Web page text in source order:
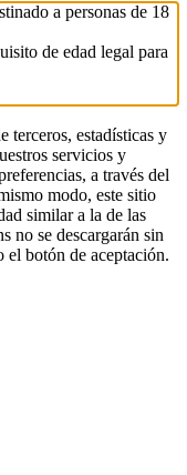
a personas de 18
de edad legal para
terceros, estadísticas y
servicios y
a través del
modo, este sitio
similar a la de las
no se descargarán sin
el botón de aceptación.